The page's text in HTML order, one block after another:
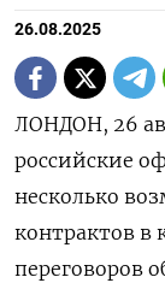
26.08.2025
ЛОНДОН, 26
российские
несколько
контрактов в
переговоров